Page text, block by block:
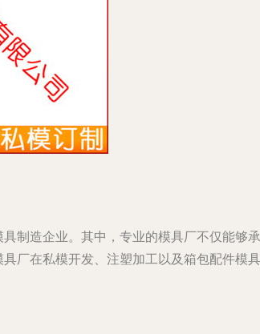
制造企业。其中，专业的模具厂不仅能够
厂在私模开发、注塑加工以及箱包配件模